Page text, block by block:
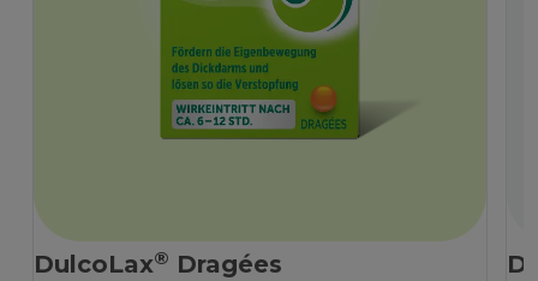
DulcoLax® Dragées